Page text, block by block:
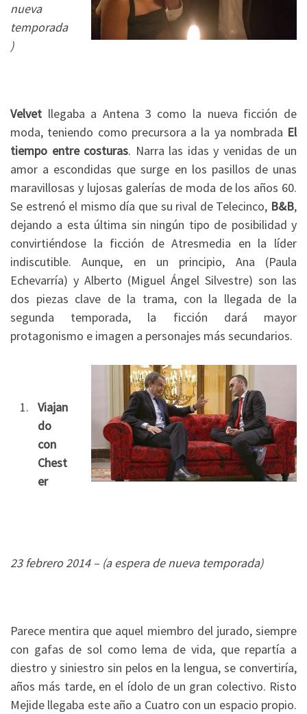
nueva
temporada
)
Velvet llegaba a Antena 3 como la nueva ficción de
moda, teniendo como precursora a la ya nombrada El
tiempo entre costuras. Narra las idas y venidas de un
amor a escondidas que surge en los pasillos de unas
maravillosas y lujosas galerías de moda de los años 60.
Se estrenó el mismo día que su rival de Telecinco, B&B,
dejando a esta última sin ningún tipo de posibilidad y
convirtiéndose la ficción de Atresmedia en la líder
indiscutible. Aunque, en un principio, Ana (Paula
Echevarría) y Alberto (Miguel Ángel Silvestre) son las
dos piezas clave de la trama, con la llegada de la
segunda temporada, la ficción dará mayor
protagonismo e imagen a personajes más secundarios.
Viajan
do
con
Chest
er
23 febrero 2014 – (a espera de nueva temporada)
Parece mentira que aquel miembro del jurado, siempre
con gafas de sol como lema de vida, que repartía a
diestro y siniestro sin pelos en la lengua, se convertiría,
años más tarde, en el ídolo de un gran colectivo. Risto
Mejide llegaba este año a Cuatro con un espacio propio.